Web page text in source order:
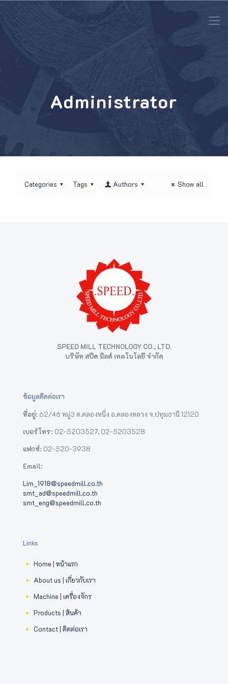
Administrator
Categories Tags Authors Show all
SPEED MILL TECHNOLOGY CO., LTD.
บริษัท สปีด มิลด์ เทคโนโลยี จำกัด
ข้อมูลติดต่อเรา
ที่อยู่: 62/46 หมู่3 ต.คลองหนึ่ง อ.คลองหลวง จ.ปทุมธานี 12120
เบอร์โทร: 02-5203527, 02-5203528
แฟกซ์: 02-520-3938
Email:
Lim_1918@speedmill.co.th
smt_ad@speedmill.co.th
smt_eng@speedmill.co.th
Links
Home | หน้าแรก
About us | เกี่ยวกับเรา
Machine | เครื่องจักร
Products | สินค้า
Contact | ติดต่อเรา